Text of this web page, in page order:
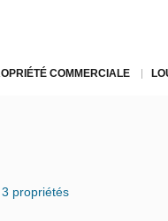
COMMERCIALE
3 propriétés